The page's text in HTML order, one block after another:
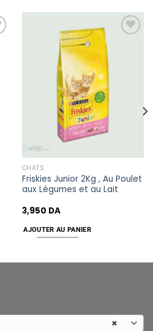
CHATS
Friskies Junior 2Kg , Au Poulet
aux Légumes et au Lait
3,950 DA
AJOUTER AU PANIER
×